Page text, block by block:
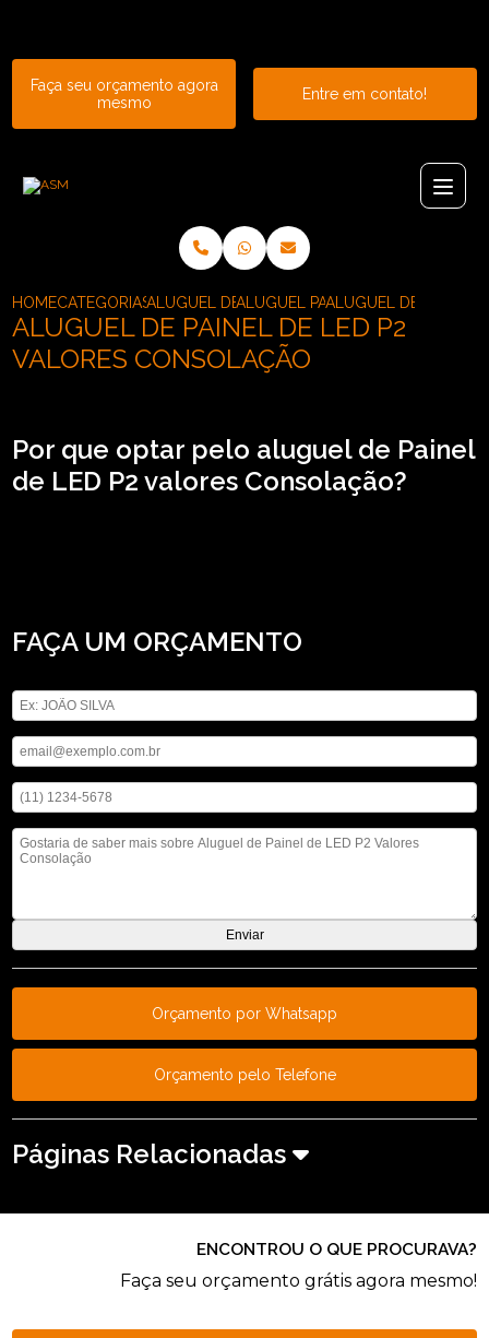
Faça seu orçamento agora
mesmo
Entre em contato!
HOMECATEGORIASALUGUEL DE PAINELALUGUEL PAINEL DE LED
ALUGUEL DE PAINEL
ALUGUEL DE PAINEL DE LED P2
VALORES CONSOLAÇÃO
Por que optar pelo aluguel de Painel
de LED P2 valores Consolação?
FAÇA UM ORÇAMENTO
Orçamento por Whatsapp
Orçamento pelo Telefone
Páginas Relacionadas
ENCONTROU O QUE PROCURAVA?
Faça seu orçamento grátis agora mesmo!